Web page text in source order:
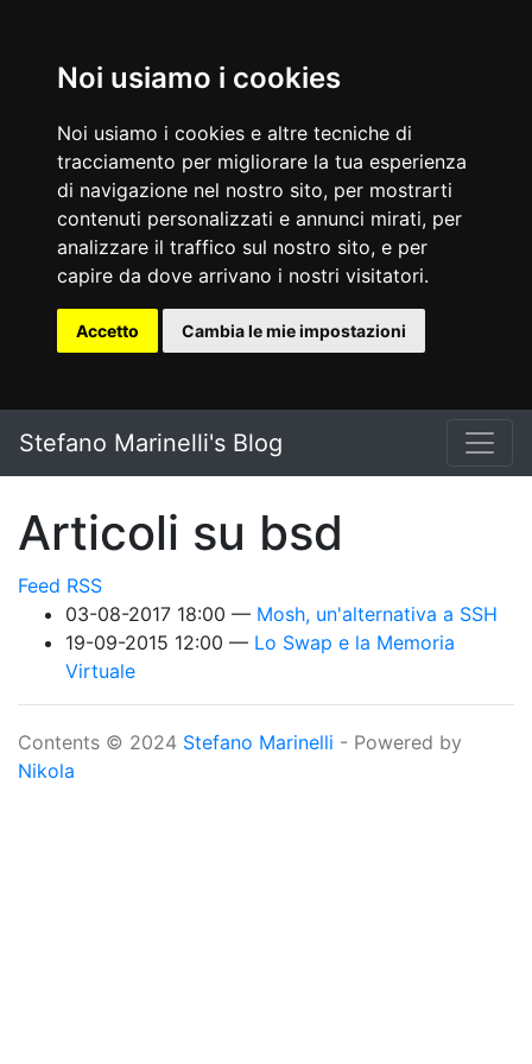
Noi usiamo i cookies
Noi usiamo i cookies e altre tecniche di
tracciamento per migliorare la tua esperienza
di navigazione nel nostro sito, per mostrarti
contenuti personalizzati e annunci mirati, per
analizzare il traffico sul nostro sito, e per
capire da dove arrivano i nostri visitatori.
Accetto Cambia le mie impostazioni
Stefano Marinelli's Blog
Articoli su bsd
Feed RSS
03-08-2017 18:00
Mosh, un'alternativa a SSH
19-09-2015 12:00
Lo Swap e la Memoria
Virtuale
Contents © 2024 Stefano Marinelli - Powered by
Nikola